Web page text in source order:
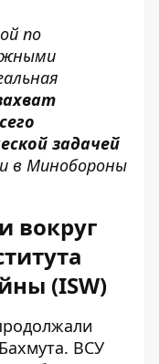
по
задачей
в Минобороны
вокруг
(ISW)
ВСУ